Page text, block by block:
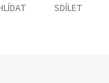
SDÍLET